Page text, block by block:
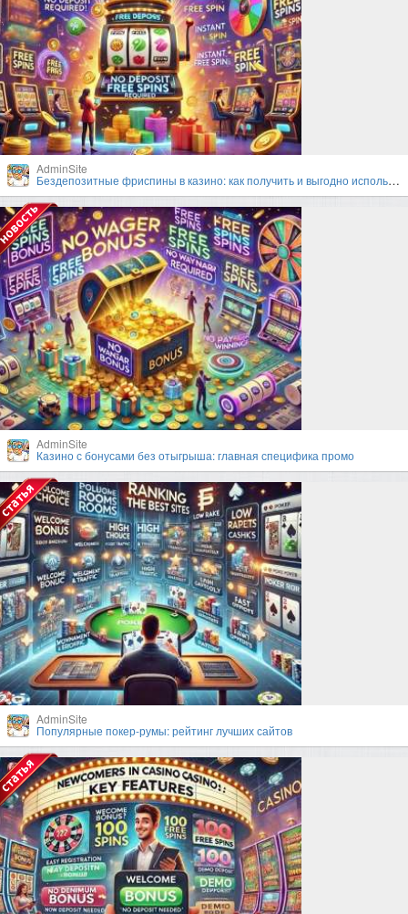
AdminSite
Бездепозитные фриспины в казино: как получить и выгодно использовать?
AdminSite
Казино с бонусами без отыгрыша: главная специфика промо
AdminSite
Популярные покер-румы: рейтинг лучших сайтов